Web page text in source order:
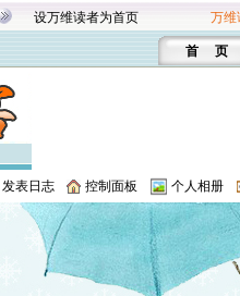
设万维读者为首页 万维
首 页
发表日志 控制面板 个人相册